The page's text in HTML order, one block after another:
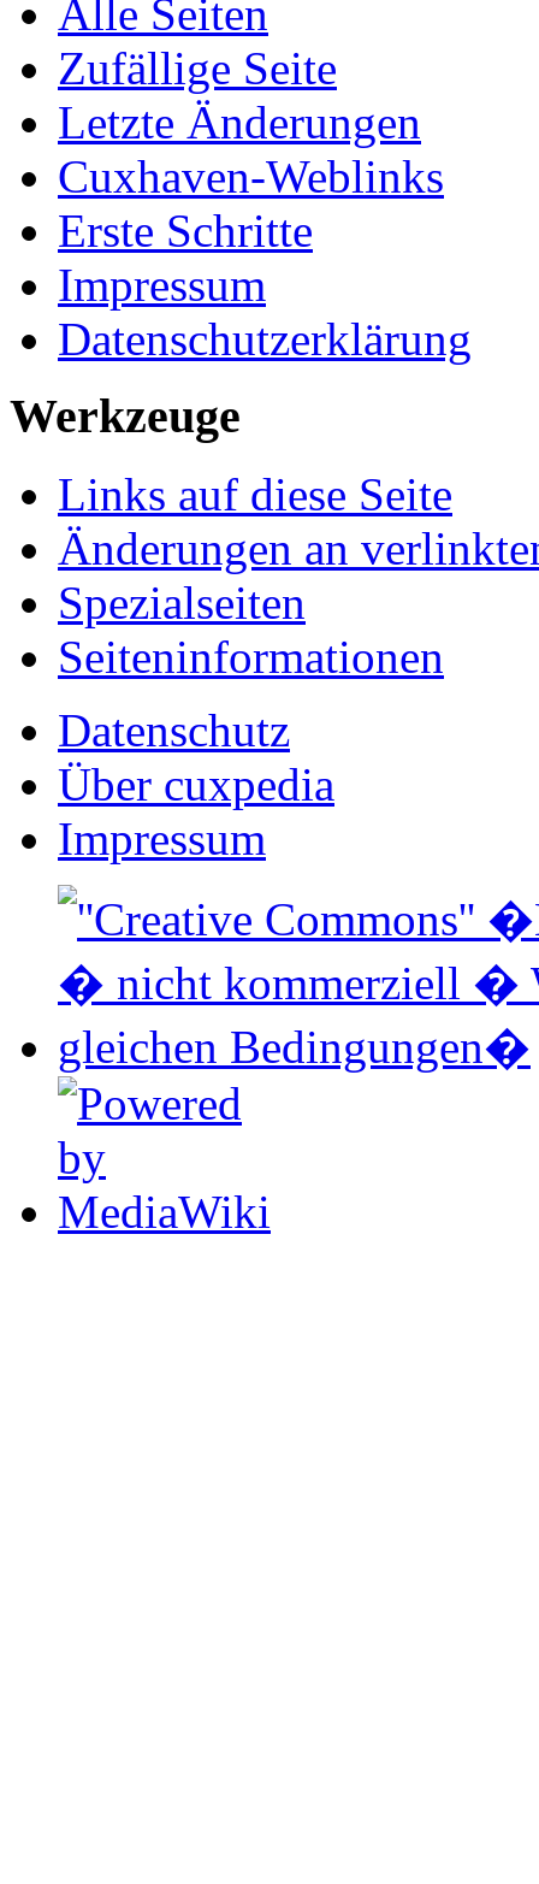
Alle Seiten
Zufällige Seite
Letzte Änderungen
Cuxhaven-Weblinks
Erste Schritte
Impressum
Datenschutzerklärung
Werkzeuge
Links auf diese Seite
Änderungen an
Spezialseiten
Seiten­informationen
Datenschutz
Über cuxpedia
Impressum